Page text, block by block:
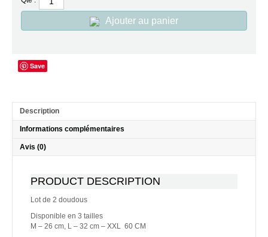
Ajouter au panier
Save
Description
Informations complémentaires
Avis (0)
PRODUCT DESCRIPTION
Lot de 2 doudous
Disponible en 3 tailles
M – 26 cm, L – 32 cm – XXL 60 CM